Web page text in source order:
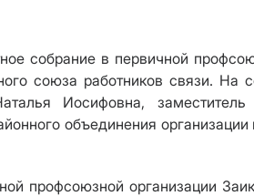
собрание в первичной
союза работников связи.
Иосифовна,
объединения
организации